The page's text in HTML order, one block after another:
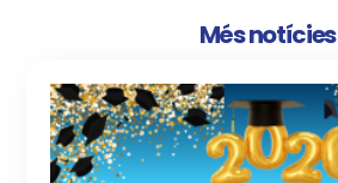
Més notícies